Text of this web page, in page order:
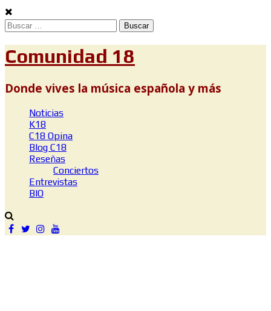
Skip
to
Buscar:
Comunidad 18
Donde vives la música española y más
Noticias
K18
C18 Opina
Blog C18
Reseñas
Conciertos
Entrevistas
BIO